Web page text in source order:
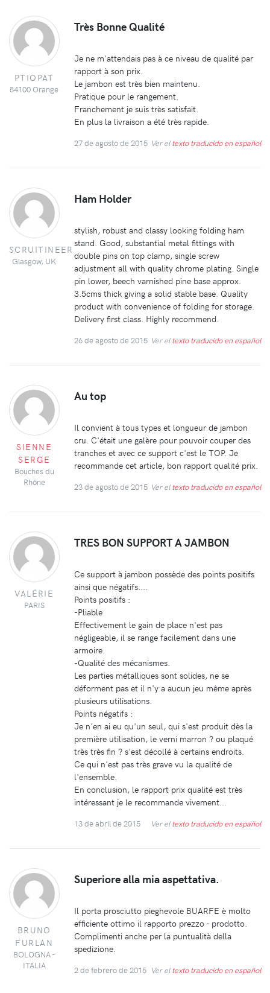
PTIOPAT
84100 Orange
Très Bonne Qualité
Je ne m'attendais pas à ce niveau de qualité par
rapport à son prix.
Le jambon est très bien maintenu.
Pratique pour le rangement.
Franchement je suis très satisfait.
En plus la livraison a été très rapide.
27 de agosto de 2015 Ver eltexto traducido en español
SCRUITINEER
Glasgow, UK
Ham Holder
stylish, robust and classy looking folding ham
stand. Good, substantial metal fittings with
double pins on top clamp, single screw
adjustment all with quality chrome plating. Single
pin lower, beech varnished pine base approx.
3.5cms thick giving a solid stable base. Quality
product with convenience of folding for storage.
Delivery first class. Highly recommend.
26 de agosto de 2015 Ver eltexto traducido en español
SIENNE
SERGE
Bouches du
Rhône
Au top
Il convient à tous types et longueur de jambon
cru. C'était une galère pour pouvoir couper des
tranches et avec ce support c'est le TOP. Je
recommande cet article, bon rapport qualité prix.
23 de agosto de 2015 Ver eltexto traducido en español
VALÉRIE
PARIS
TRES BON SUPPORT A JAMBON
Ce support à jambon possède des points positifs
ainsi que négatifs....
Points positifs :
-Pliable
Effectivement le gain de place n'est pas
négligeable, il se range facilement dans une
armoire.
-Qualité des mécanismes.
Les parties métalliques sont solides, ne se
déforment pas et il n'y a aucun jeu même après
plusieurs utilisations.
Points négatifs :
Je n'en ai eu qu'un seul, qui s'est produit dès la
première utilisation, le verni marron ? ou plaqué
très très fin ? s'est décollé à certains endroits.
Ce qui n'est pas très grave vu la qualité de
l'ensemble.
En conclusion, le rapport prix qualité est très
intéressant je le recommande vivement...
13 de abril de 2015 Ver eltexto traducido en español
BRUNO
FURLAN
BOLOGNA -
ITALIA
Superiore alla mia aspettativa.
Il porta prosciutto pieghevole BUARFE è molto
efficiente ottimo il rapporto prezzo - prodotto.
Complimenti anche per la puntualità della
spedizione.
2 de febrero de 2015 Ver eltexto traducido en español